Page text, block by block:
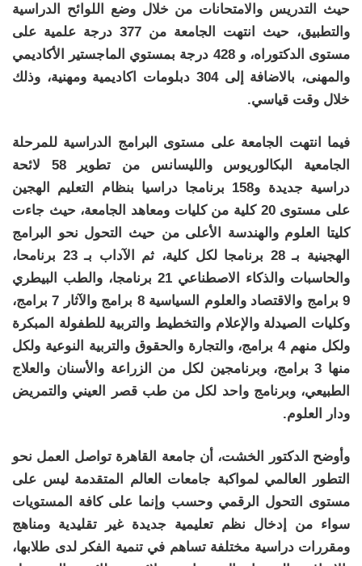
حيث التدريس والامتحانات من خلال وضع اللوائح الدراسية
والتطبيق، حيث انتهت الجامعة من 377 درجة علمية على
مستوى الدكتوراه، و 428 درجة بمستوي الماجستير الأكاديمي
والمهنى، بالاضافة إلى 304 دبلومات اكاديمية ومهنية، وذلك
خلال وقت قياسي.
فيما انتهت الجامعة على مستوى البرامج الدراسية للمرحلة
الجامعية البكالوريوس والليسانس من تطوير 58 لائحة
دراسية جديدة و158 برنامجا دراسيا بنظام التعليم الهجين
على مستوى 20 كلية من كليات ومعاهد الجامعة، حيث جاءت
كليتا العلوم والهندسة الأعلى من حيث التحول نحو البرامج
الهجينية بـ 28 برنامجا لكل كلية، ثم الآداب بـ 23 برنامحا،
والحاسبات والذكاء الاصطناعي 21 برنامجا، والطب البيطري
9 برامج والاقتصاد والعلوم السياسية 8 برامج والآثار 7 برامج،
وكليات الصيدلة والإعلام والتخطيط والتربية للطفولة المبكرة
ولكل منهم 4 برامج، والتجارة والحقوق والتربية النوعية ولكل
منها 3 برامج، وبرنامجين لكل من الزراعة والأسنان والعلاج
الطبيعي، وبرنامج واحد لكل من طب قصر العيني والتمريض
ودار العلوم.
وأوضح الدكتور الخشت، أن جامعة القاهرة تواصل العمل نحو
التطور العالمي لمواكبة جامعات العالم المتقدمة ليس على
مستوى التحول الرقمي وحسب وإنما على كافة المستويات
سواء من إدخال نظم تعليمية جديدة غير تقليدية ومناهج
ومقررات دراسية مختلفة تساهم في تنمية الفكر لدى طلابها،